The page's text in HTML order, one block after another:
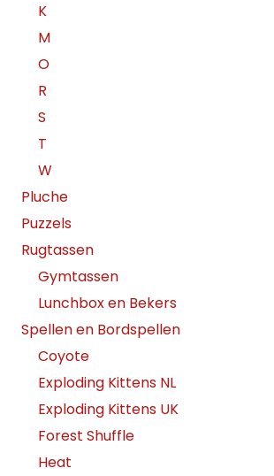
K
M
O
R
S
T
W
Pluche
Puzzels
Rugtassen
Gymtassen
Lunchbox en Bekers
Spellen en Bordspellen
Coyote
Exploding Kittens NL
Exploding Kittens UK
Forest Shuffle
Heat